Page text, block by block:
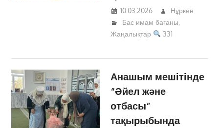
10.03.2026
Нұркен
Бас имам бағаны,
Жаңалықтар
331
Анашым мешітінде
“Әйел және
отбасы”
тақырыбында